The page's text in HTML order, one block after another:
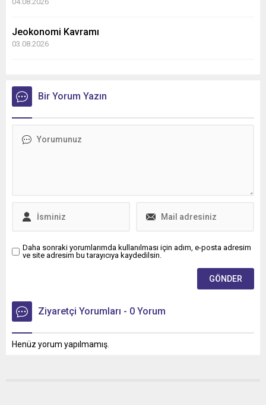
Jeokonomi Kavramı
03.08.2026
Bir Yorum Yazın
Daha sonraki yorumlarımda kullanılması için adım, e-posta adresim
ve site adresim bu tarayıcıya kaydedilsin.
Ziyaretçi Yorumları - 0 Yorum
Henüz yorum yapılmamış.